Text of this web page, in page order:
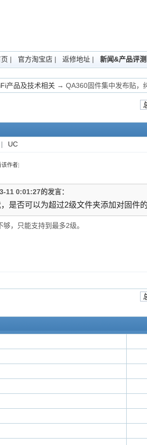
| 官方淘宝店 | 返修地址 | 新闻&产品评测
产品及技术相关 → QA360固件集中发布贴，
| UC
该作者]
11 0:01:27的发言：
是否可以为超过2级文件夹添加对固件
，只能支持到最多2级。